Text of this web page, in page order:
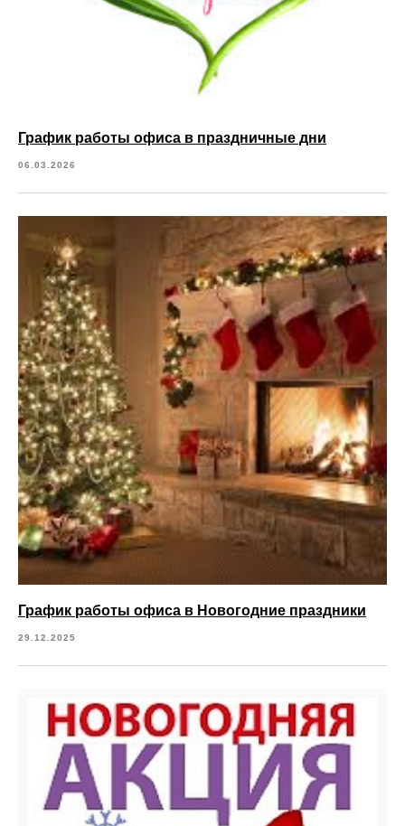
График работы офиса в праздничные дни
06.03.2026
График работы офиса в Новогодние праздники
29.12.2025